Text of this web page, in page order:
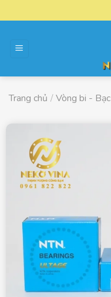
đến
dung
Trang chủ / Vòng bi -